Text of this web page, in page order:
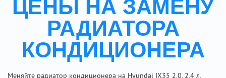
ЦЕНЫ НА ЗАМЕНУ
РАДИАТОРА
КОНДИЦИОНЕРА
Меняйте радиатор кондиционера на Hyundai IX35 2.0, 2.4 л.